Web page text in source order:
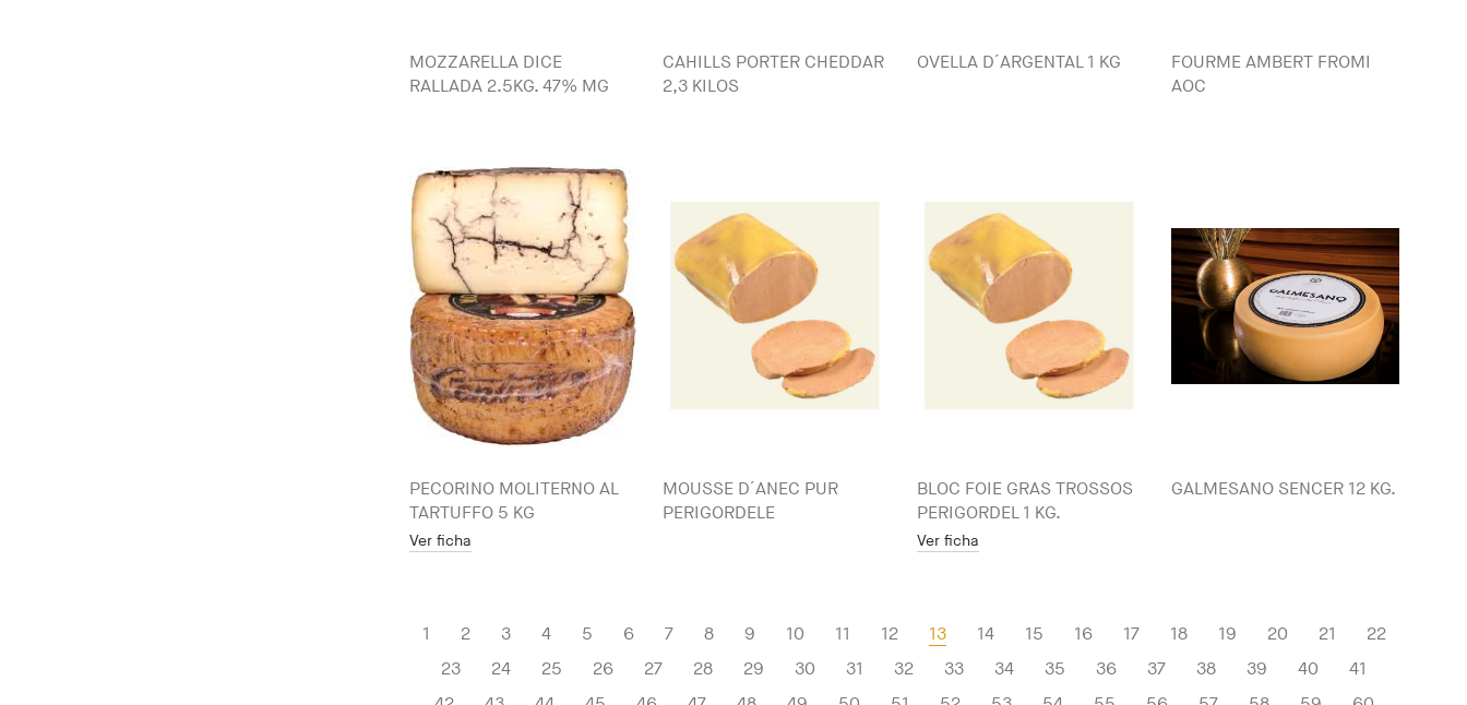
MOZZARELLA DICE
RALLADA 2.5KG. 47% MG
CAHILLS PORTER CHEDDAR
2,3 KILOS
OVELLA D´ARGENTAL 1 KG
FOURME AMBERT FROMI
AOC
PECORINO MOLITERNO AL
TARTUFFO 5 KG
Ver ficha
MOUSSE D´ANEC PUR
PERIGORDELE
BLOC FOIE GRAS TROSSOS
PERIGORDEL 1 KG.
Ver ficha
GALMESANO SENCER 12 KG.
1 2 3 4 5 6 7 8 9 10 11 12 13 14 15 16 17 18 19 20 21
22
23
24 25 26 27 28 29 30 31 32 33 34 35 36 37 38 39 40
41